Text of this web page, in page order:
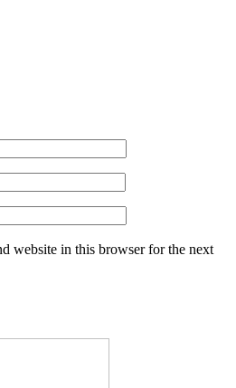
website in this browser for the next